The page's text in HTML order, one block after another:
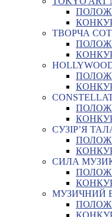
ТВОРЧА
СУЗІР’Я
СИЛА
МУЗИЧНИЙ